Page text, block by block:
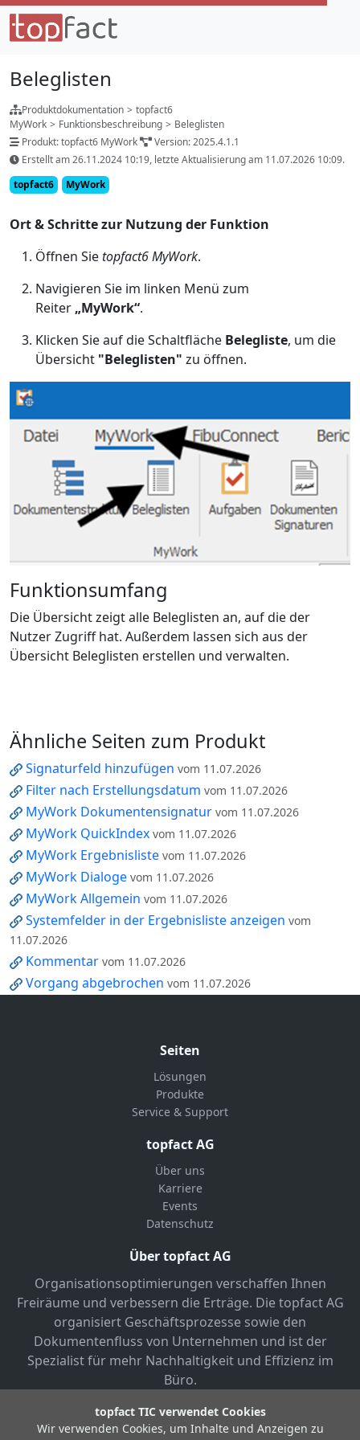
Beleglisten
Produktdokumentation > topfact6
MyWork > Funktionsbeschreibung > Beleglisten
Produkt: topfact6 MyWork
Version: 2025.4.1.1
Erstellt am 26.11.2024 10:19, letzte Aktualisierung am 11.07.2026 10:09.
topfact6
MyWork
Ort & Schritte zur Nutzung der Funktion
Öffnen Sietopfact6 MyWork.
Navigieren Sie im linken Menü zum
Reiter „MyWork“.
Klicken Sie auf die Schaltfläche Belegliste, um die
Übersicht "Beleglisten" zu öffnen.
Funktionsumfang
Die Übersicht zeigt alle Beleglisten an, auf die der
Nutzer Zugriff hat. Außerdem lassen sich aus der
Übersicht Beleglisten erstellen und verwalten.
Ähnliche Seiten zum Produkt
Signaturfeld hinzufügen vom 11.07.2026
Filter nach Erstellungsdatum vom 11.07.2026
MyWork Dokumentensignatur vom 11.07.2026
MyWork QuickIndex vom 11.07.2026
MyWork Ergebnisliste vom 11.07.2026
MyWork Dialoge vom 11.07.2026
MyWork Allgemein vom 11.07.2026
Systemfelder in der Ergebnisliste anzeigen vom
11.07.2026
Kommentar vom 11.07.2026
Vorgang abgebrochen vom 11.07.2026
Seiten
Lösungen
Produkte
Service & Support
topfact AG
Über uns
Karriere
Events
Datenschutz
Über topfact AG
Organisationsoptimierungen verschaffen Ihnen
Freiräume und verbessern die Erträge. Die topfact AG
organisiert Geschäftsprozesse sowie den
Dokumentenfluss von Unternehmen und ist der
Spezialist für mehr Nachhaltigkeit und Effizienz im
Büro.
topfact TIC verwendet Cookies
Wir verwenden Cookies, um Inhalte und Anzeigen zu